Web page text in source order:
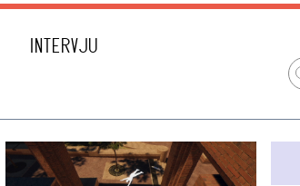
INTERVJU